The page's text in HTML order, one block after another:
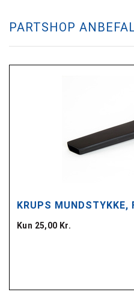
PARTSHOP
KRUPS MUNDSTYKKE,
Kun 25,00 Kr.